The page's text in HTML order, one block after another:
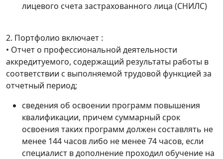
лицевого счета застрахованного лица (СНИЛС)
2. Портфолио включает :
• Отчет о профессиональной деятельности
аккредитуемого, содержащий результаты работы в
соответствии с выполняемой трудовой функцией за
отчетный период;
сведения об освоении программ повышения
квалификации, причем суммарный срок
освоения таких программ должен составлять не
менее 144 часов либо не менее 74 часов, если
специалист в дополнение проходил обучение на